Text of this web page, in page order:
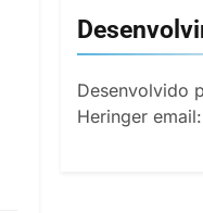
Desenvolvido
Heringer